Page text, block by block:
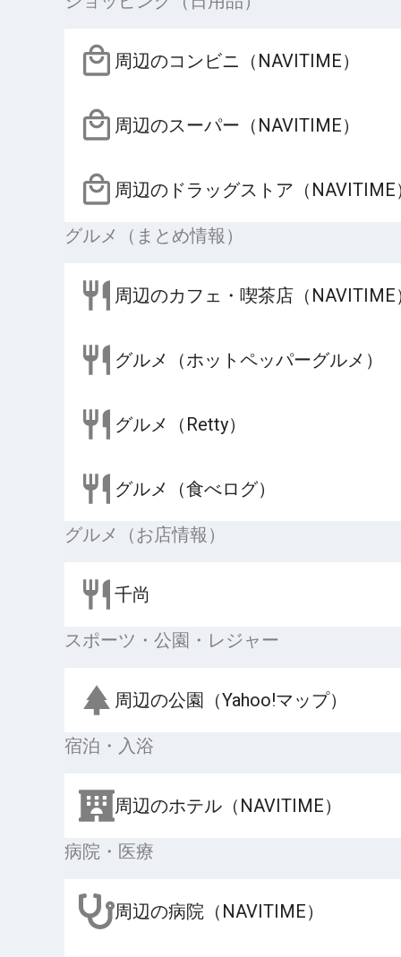
周辺のコンビニ（NAVITIME）
周辺のスーパー（NAVITIME）
周辺のドラッグストア（NAVITIME
グルメ（まとめ情報）
周辺のカフェ・喫茶店（NAVITIME
グルメ（ホットペッパーグルメ）
グルメ（Retty）
グルメ（食べログ）
グルメ（お店情報）
千尚
スポーツ・公園・レジャー
周辺の公園（Yahoo!マップ）
宿泊・入浴
周辺のホテル（NAVITIME）
病院・医療
周辺の病院（NAVITIME）